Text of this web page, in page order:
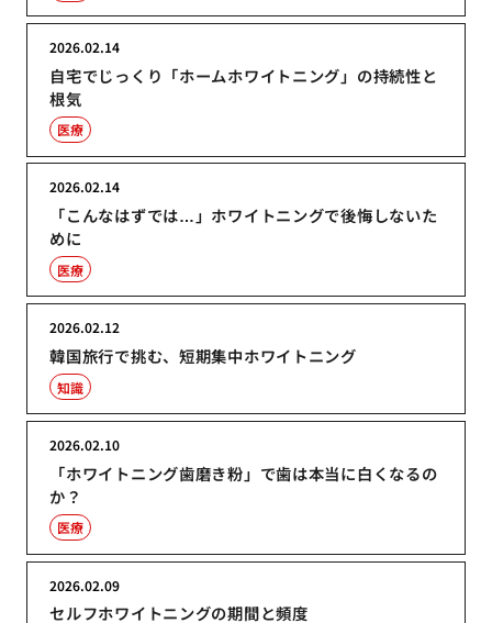
自宅でじっくり「ホームホワイトニング」の持続性と
根気
2026.02.14
医療
「こんなはずでは…」ホワイトニングで後悔しないた
めに
2026.02.14
医療
韓国旅行で挑む、短期集中ホワイトニング
2026.02.12
知識
「ホワイトニング歯磨き粉」で歯は本当に白くなるの
か？
2026.02.10
医療
セルフホワイトニングの期間と頻度
2026.02.09